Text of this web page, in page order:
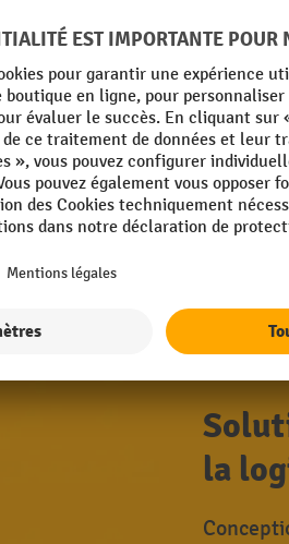
Batterie de rechange
Jungheinrich EZS 010 -
Batterie lithium-ion
Utilisation sans
Batterie de
et davantage de
la